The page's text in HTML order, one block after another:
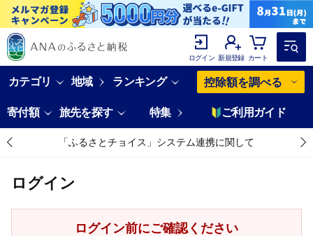
ログイン 新規登録 カート
カテゴリ 地域 ランキング 控除額を調べる
寄付額 旅先を探す 特集 ご利用ガイド
「ふるさとチョイス」システム連携に関して
ログイン
ログイン前にご確認ください